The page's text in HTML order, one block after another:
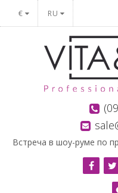
€ RU
Встреча в шоу-руме по